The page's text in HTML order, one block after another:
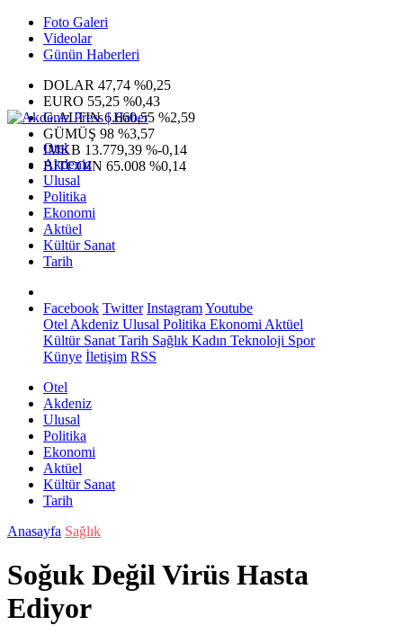
Foto Galeri
Videolar
Günün Haberleri
DOLAR 47,74 %0,25
EURO 55,25 %0,43
G.ALTIN6.660,55 %2,59
GÜMÜŞ 98 %3,57
IMKB 13.779,39 %-0,14
BITCOIN 65.008 %0,14
Otel
Akdeniz
Ulusal
Politika
Ekonomi
Aktüel
Kültür Sanat
Tarih
Facebook Twitter InstagramYoutube
Otel Akdeniz Ulusal Politika Ekonomi Aktüel
Kültür Sanat Tarih Sağlık Kadın Teknoloji Spor
Künye İletişim RSS
Otel
Akdeniz
Ulusal
Politika
Ekonomi
Aktüel
Kültür Sanat
Tarih
Anasayfa Sağlık
Soğuk Değil Virüs Hasta
Ediyor